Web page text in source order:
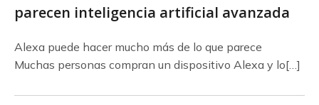
parecen inteligencia artificial avanzada
Alexa puede hacer mucho más de lo que parece
Muchas personas compran un dispositivo Alexa y lo[…]